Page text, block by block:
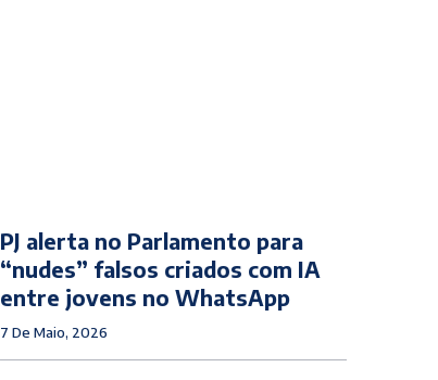
PJ alerta no Parlamento para
“nudes” falsos criados com IA
entre jovens no WhatsApp
7 De Maio, 2026